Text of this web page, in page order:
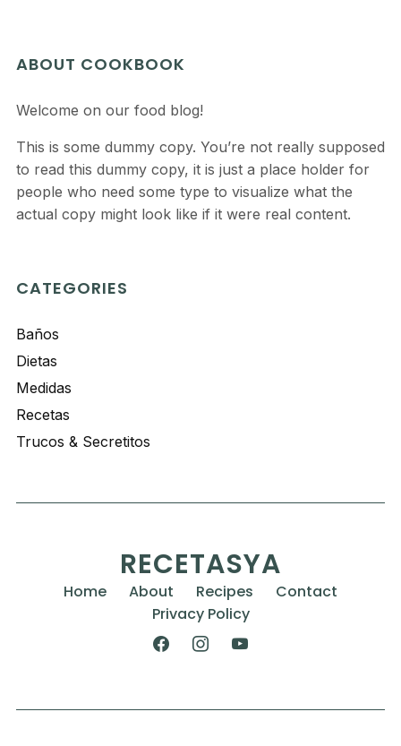
ABOUT COOKBOOK
Welcome on our food blog!
This is some dummy copy. You’re not really supposed
to read this dummy copy, it is just a place holder for
people who need some type to visualize what the
actual copy might look like if it were real content.
CATEGORIES
Baños
Dietas
Medidas
Recetas
Trucos & Secretitos
RECETASYA
Home About Recipes
Contact
Privacy Policy